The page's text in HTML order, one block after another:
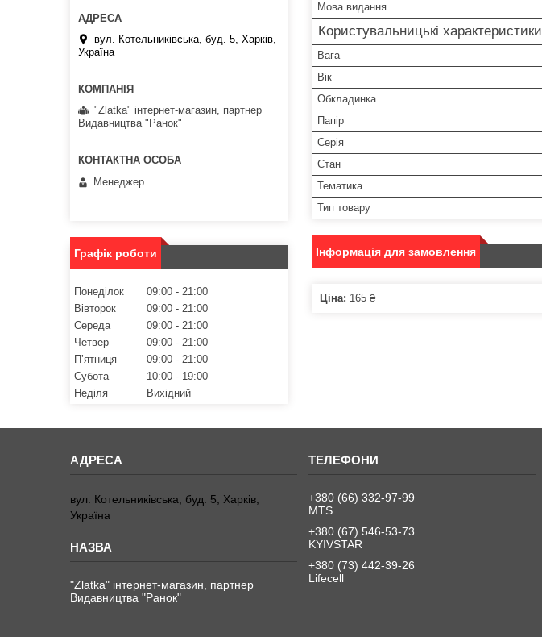
Мова видання
Користувальницькі характеристики
Вага
Вік
Обкладинка
Папір
Серія
Стан
Тематика
Тип товару
Інформація для замовлення
Ціна: 165 ₴
вул. Котельниківська, буд. 5, Харків,
Україна
"Zlatka" інтернет-магазин, партнер
Видавництва "Ранок"
Менеджер
Графік роботи
Понеділок 09:00
21:00
Вівторок
09:00
21:00
Середа
09:00
21:00
Четвер
09:00
21:00
Пʼятниця
09:00
21:00
Субота
10:00
19:00
Неділя
Вихідний
вул. Котельниківська, буд. 5, Харків,
Україна
"Zlatka" інтернет-магазин, партнер
Видавництва "Ранок"
+380 (66) 332-97-99
MTS
+380 (67) 546-53-73
KYIVSTAR
+380 (73) 442-39-26
Lifecell